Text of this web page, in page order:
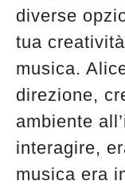
diverse
tua
musica.
direzione,
ambiente
interagire,
musica era